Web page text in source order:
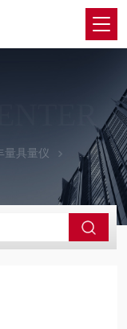
量具量仪 三丰百分